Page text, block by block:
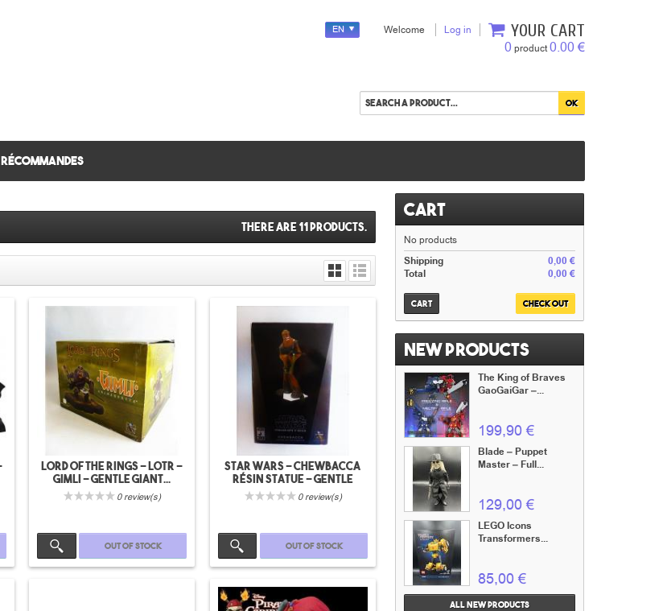
Welcome Log in YOUR CART
0 product0.00 €
EN
There are 11 products.
Lord of the rings - LOTR -
Gimli - Gentle Giant...
0 review(s)
Out of stock
Star wars - Chewbacca
résin statue - gentle
giant0 review(s)
Out of stock
Cart
No products
0,00 €
Shipping
0,00 €
Total
Cart Check out
New products
The King of Braves
GaoGaiGar –...
199,90 €
Blade – Puppet
Master – Full...
129,00 €
LEGO Icons
Transformers...
85,00 €
All new products